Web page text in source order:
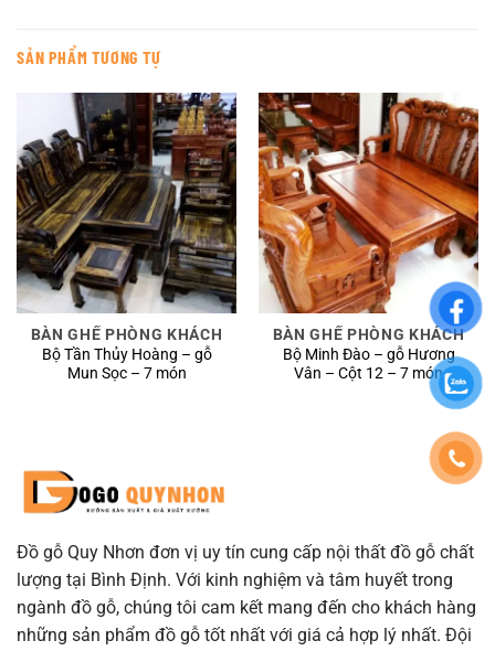
SẢN PHẨM TƯƠNG TỰ
BÀN GHẾ PHÒNG KHÁCH
Bộ Tần Thủy Hoàng – gỗ
Mun Sọc – 7 món
BÀN GHẾ PHÒNG KHÁCH
Bộ Minh Đào – gỗ Hương
Vân – Cột 12 – 7 món
Đồ gỗ Quy Nhơn đơn vị uy tín cung cấp nội thất đồ gỗ chất
lượng tại Bình Định. Với kinh nghiệm và tâm huyết trong
ngành đồ gỗ, chúng tôi cam kết mang đến cho khách hàng
những sản phẩm đồ gỗ tốt nhất với giá cả hợp lý nhất. Đội